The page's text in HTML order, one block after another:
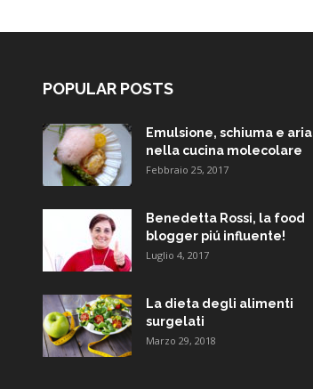
POPULAR POSTS
Emulsione, schiuma e aria
nella cucina molecolare
Febbraio 25, 2017
Benedetta Rossi, la food
blogger piú influente!
Luglio 4, 2017
La dieta degli alimenti
surgelati
Marzo 29, 2018